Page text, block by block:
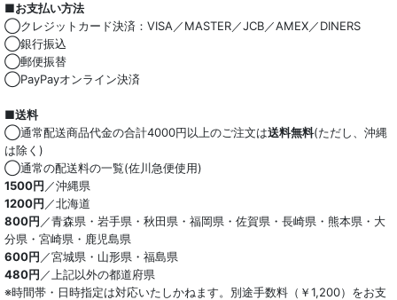
■お支払い方法
◯クレジットカード決済：VISA／MASTER／JCB／AMEX／DINERS
◯銀行振込
◯郵便振替
◯PayPayオンライン決済
■送料
◯通常配送商品代金の合計4000円以上のご注文は送料無料(ただし、沖縄
は除く)
◯通常の配送料の一覧(佐川急便使用)
1500円 ／沖縄県
1200円 ／北海道
800円 ／青森県・岩手県・秋田県・福岡県・佐賀県・長崎県・熊本県・大
分県・宮崎県・鹿児島県
600円 ／宮城県・山形県・福島県
480円 ／上記以外の都道府県
※時間帯・日時指定は対応いたしかねます。別途手数料（￥1,200）をお支